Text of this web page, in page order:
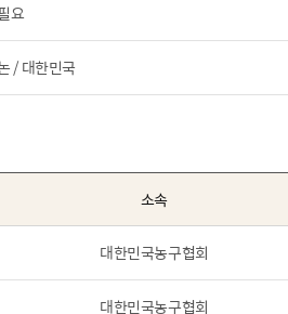
요
/ 대한민국
소속
대한민국농구협회
대한민국농구협회